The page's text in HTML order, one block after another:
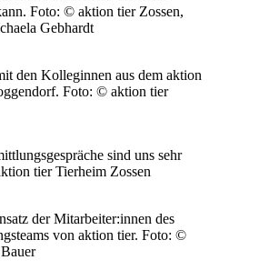
Foto: © aktion tier Zossen,
Gebhardt
den Kolleginnen aus dem aktion
Foto: © aktion tier
sind uns sehr
tier Tierheim Zossen
der Mitarbeiter:innen des
von aktion tier. Foto: ©